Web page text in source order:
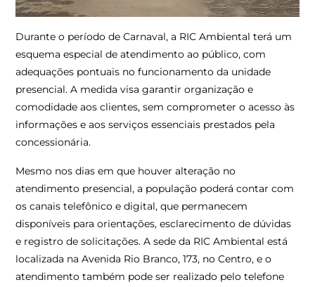
Durante o período de Carnaval, a RIC Ambiental terá um
esquema especial de atendimento ao público, com
adequações pontuais no funcionamento da unidade
presencial. A medida visa garantir organização e
comodidade aos clientes, sem comprometer o acesso às
informações e aos serviços essenciais prestados pela
concessionária.
Mesmo nos dias em que houver alteração no
atendimento presencial, a população poderá contar com
os canais telefônico e digital, que permanecem
disponíveis para orientações, esclarecimento de dúvidas
e registro de solicitações. A sede da RIC Ambiental está
localizada na Avenida Rio Branco, 173, no Centro, e o
atendimento também pode ser realizado pelo telefone